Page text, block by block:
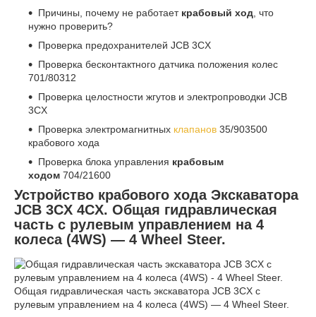
Причины, почему не работает крабовый ход , что
нужно проверить?
Проверка предохранителей JCB 3CX
Проверка бесконтактного датчика положения колес
701/80312
Проверка целостности жгутов и электропроводки JCB
3CX
Проверка электромагнитных клапанов 35/903500
крабового хода
Проверка блока управления крабовым
ходом 704/21600
Устройство крабового хода Экскаватора
JCB 3CX 4CX. Общая гидравлическая
часть с рулевым управлением на 4
колеса (4WS) — 4 Wheel Steer.
Общая гидравлическая часть экскаватора JCB 3CX с
рулевым управлением на 4 колеса (4WS) — 4 Wheel Steer.